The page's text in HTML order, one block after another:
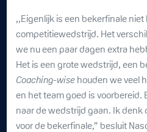
,,Eigenlijk is een bekerfinale
competitiewedstrijd. Het
we nu een paar dagen extra
Het is een grote wedstrijd, een
Coaching-wise houden we veel
en het team goed is voorbereid.
naar de wedstrijd gaan. Ik denk
voor de bekerfinale,” besluit